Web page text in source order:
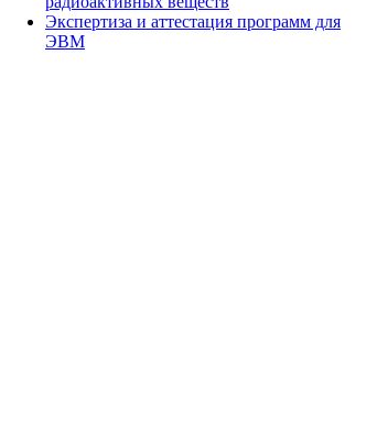
Экспертиза и аттестация программ для
ЭВМ